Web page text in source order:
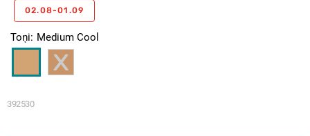
392530
Toņi Medium Cool
02.08-01.09